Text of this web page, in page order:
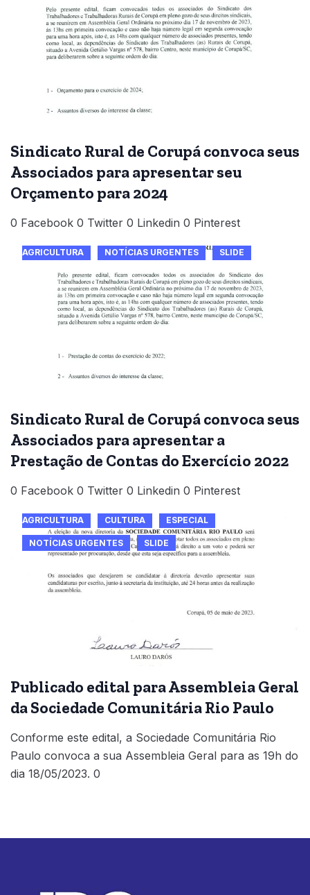
Sindicato Rural de Corupá convoca seus
Associados para apresentar seu
Orçamento para 2024
0 Facebook 0 Twitter 0 Linkedin 0 Pinterest
AGRICULTURA NOTÍCIAS URGENTES SLIDE
Sindicato Rural de Corupá convoca seus
Associados para apresentar a
Prestação de Contas do Exercício 2022
0 Facebook 0 Twitter 0 Linkedin 0 Pinterest
AGRICULTURA CULTURA ESPECIAL
NOTÍCIAS URGENTES SLIDE
Publicado edital para Assembleia Geral
da Sociedade Comunitária Rio Paulo
Conforme este edital, a Sociedade Comunitária Rio
Paulo convoca a sua Assembleia Geral para as 19h do
dia 18/05/2023. 0